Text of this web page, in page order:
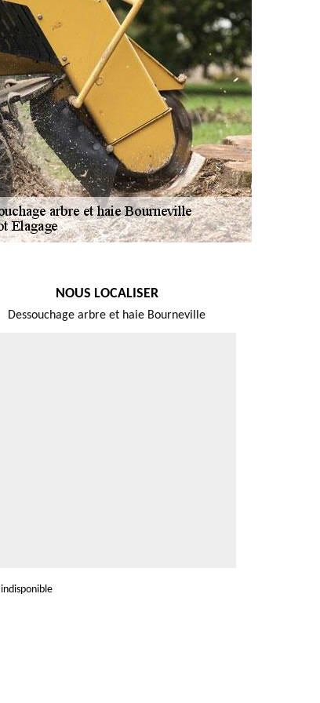
NOUS LOCALISER
Dessouchage arbre et haie Bourneville
indisponible